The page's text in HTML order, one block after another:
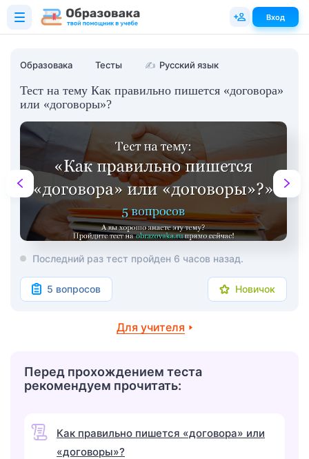
Образовака Тесты ✍ Русский язык
Тест на тему Как правильно пишется «договора»
или «договоры»?
Последний раз тест пройден 6 часов назад.
5 вопросов Новичок
Для учителя
Перед прохождением теста
рекомендуем прочитать:
Как правильно пишется «договора» или
«договоры»?
Вход